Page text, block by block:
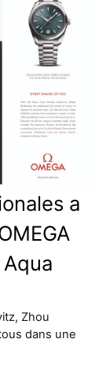
a
Zhou
dans une